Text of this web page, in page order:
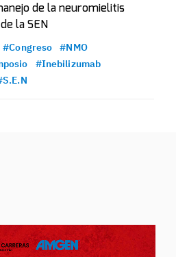
de la neuromielitis
la SEN
#Congreso
#NMO
#Inebilizumab